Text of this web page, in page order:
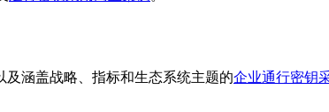
及涵盖战略、指标和生态系统主题的企业通行密钥